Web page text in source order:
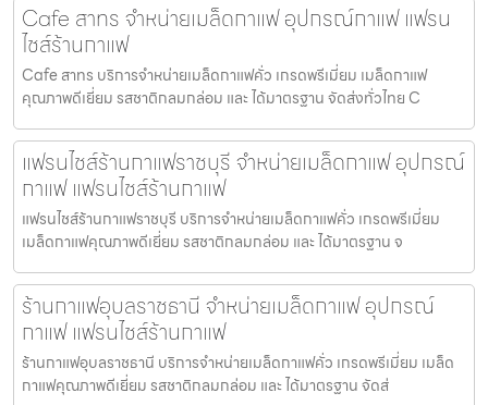
Cafe สาทร จำหน่ายเมล็ดกาแฟ อุปกรณ์กาแฟ แฟรน
ไชส์ร้านกาแฟ
Cafe สาทร บริการจำหน่ายเมล็ดกาแฟคั่ว เกรดพรีเมี่ยม เมล็ดกาแฟ
คุณภาพดีเยี่ยม รสชาติกลมกล่อม และ ได้มาตรฐาน จัดส่งทั่วไทย C
แฟรนไชส์ร้านกาแฟราชบุรี จำหน่ายเมล็ดกาแฟ อุปกรณ์
กาแฟ แฟรนไชส์ร้านกาแฟ
แฟรนไชส์ร้านกาแฟราชบุรี บริการจำหน่ายเมล็ดกาแฟคั่ว เกรดพรีเมี่ยม
เมล็ดกาแฟคุณภาพดีเยี่ยม รสชาติกลมกล่อม และ ได้มาตรฐาน จ
ร้านกาแฟอุบลราชธานี จำหน่ายเมล็ดกาแฟ อุปกรณ์
กาแฟ แฟรนไชส์ร้านกาแฟ
ร้านกาแฟอุบลราชธานี บริการจำหน่ายเมล็ดกาแฟคั่ว เกรดพรีเมี่ยม เมล็ด
กาแฟคุณภาพดีเยี่ยม รสชาติกลมกล่อม และ ได้มาตรฐาน จัดส่